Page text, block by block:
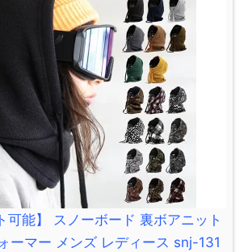
可能】 スノーボード 裏ボアニット
ーマー メンズ レディース snj-131